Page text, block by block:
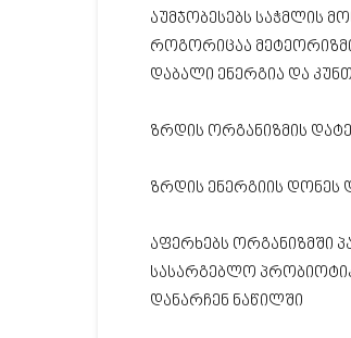
აუმჯობესებს საჭმლის
როგორიცაა
დაბალი ენერგია და
ზრდის ორგანიზმის
ზრდის ენერგიის დონეს
აფერხებს ორგანიზმში
სასარგებლო
დანარჩენ ნაწილში